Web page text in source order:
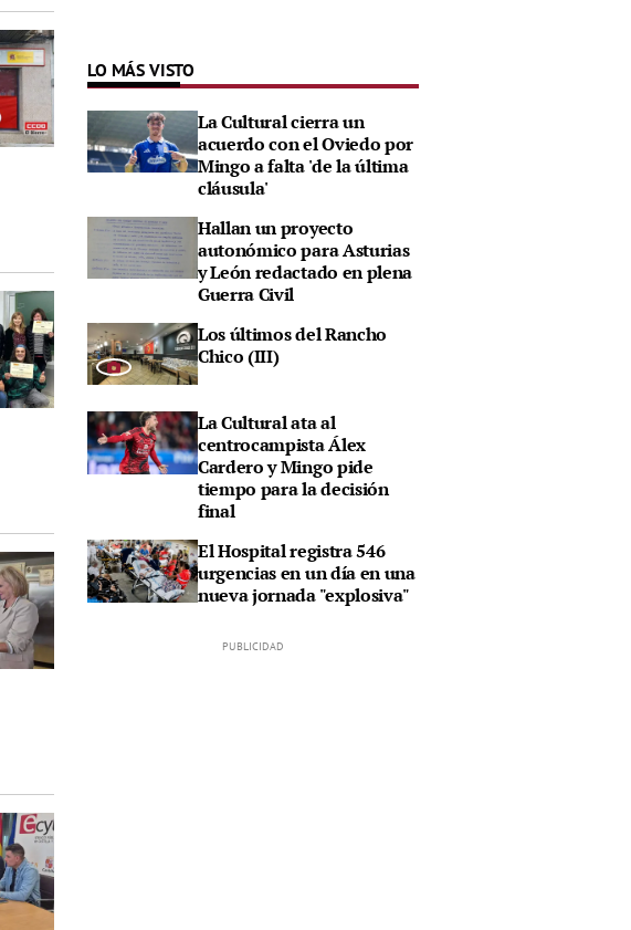
LO MÁS VISTO
La Cultural cierra un
acuerdo con el Oviedo por
Mingo a falta 'de la última
cláusula'
Hallan un proyecto
autonómico para Asturias
y León redactado en plena
Guerra Civil
Los últimos del Rancho
Chico (III)
La Cultural ata al
centrocampista Álex
Cardero y Mingo pide
tiempo para la decisión
final
El Hospital registra 546
urgencias en un día en una
nueva jornada "explosiva"